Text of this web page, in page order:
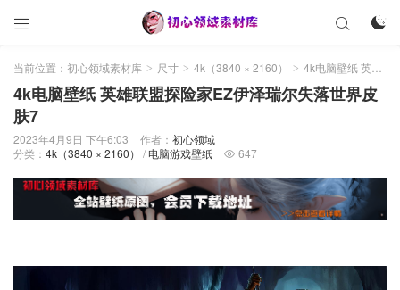
 

当前位置： 初心领域素材库 > 尺寸 > 4k（3840 × 2160） > 4k电脑壁纸 英雄联盟探险家EZ伊泽瑞尔失落世界皮肤7
4k电脑壁纸 英雄联盟探险家EZ伊泽瑞尔失落世界皮
肤7
2023年4月9日 下午6:03 作者： 初心领域
分类： 4k（3840 × 2160） / 电脑游戏壁纸  647